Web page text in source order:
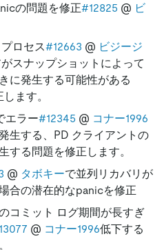
の問題を修正#12825 @ ビ
ロセス#12663 @ ビジージ
スナップショットによって
に発生する可能性がある
ます。
エラー#12345 @ コナー1996
生する、PD クライアントの
する問題を修正します。
@ タボキーで並列リカバリが
合の潜在的なpanicを修正
コミット ログ期間が長すぎ
@ コナー1996低下する